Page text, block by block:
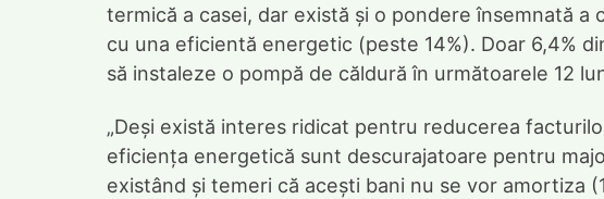
termică a casei, dar există și o pondere însemnată
cu una eficientă energetic (peste 14%). Doar 6,4%
să instaleze o pompă de căldură în următoarele 12
„Deși există interes ridicat pentru reducerea
eficiența energetică sunt descurajatoare pentru
existând și temeri că acești bani nu se vor amortiza